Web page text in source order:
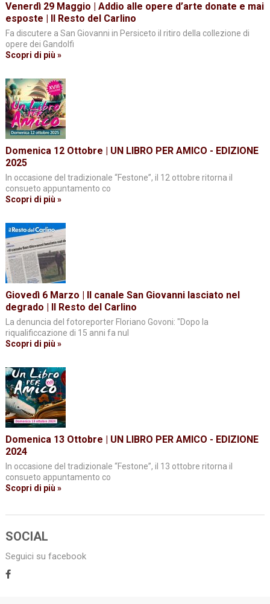
Venerdì 29 Maggio | Addio alle opere d’arte donate e mai
esposte | Il Resto del Carlino
Fa discutere a San Giovanni in Persiceto il ritiro della collezione di
opere dei Gandolfi
Scopri di più »
Domenica 12 Ottobre | UN LIBRO PER AMICO - EDIZIONE
2025
In occasione del tradizionale “Festone”, il 12 ottobre ritorna il
consueto appuntamento co
Scopri di più »
Giovedì 6 Marzo | Il canale San Giovanni lasciato nel
degrado | Il Resto del Carlino
La denuncia del fotoreporter Floriano Govoni: "Dopo la
riqualificcazione di 15 anni fa nul
Scopri di più »
Domenica 13 Ottobre | UN LIBRO PER AMICO - EDIZIONE
2024
In occasione del tradizionale “Festone”, il 13 ottobre ritorna il
consueto appuntamento co
Scopri di più »
SOCIAL
Seguici su facebook